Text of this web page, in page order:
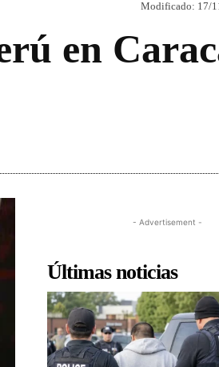
Modificado: 17/
en
- Advertisement -
Últimas noticias